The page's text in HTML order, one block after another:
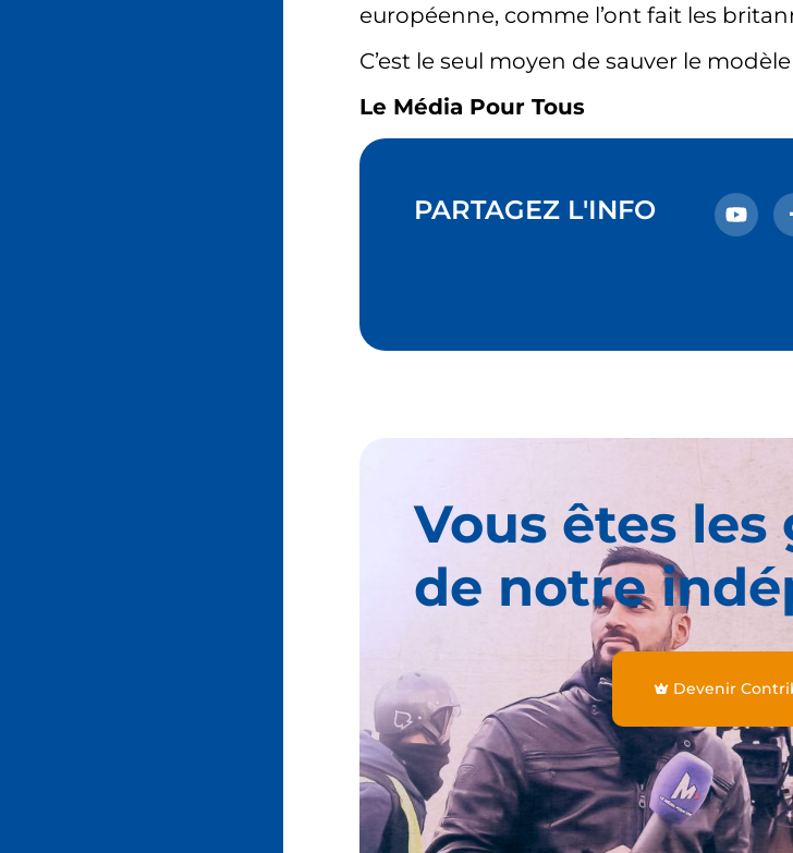
européenne, comme l’ont fait les
C’est le seul moyen de sauver le
Le Média Pour Tous
PARTAGEZ L'INFO
Vous êtes les
de notre
Devenir